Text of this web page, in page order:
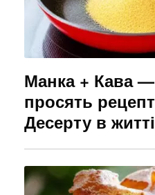
Манка + Кава —
просять
Десерту в